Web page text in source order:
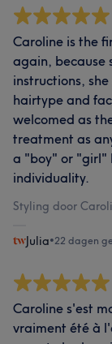
Caroline is the
again, because
instructions,
hairtype and
welcomed as
treatment as
a "boy" or "girl"
individuality.
Styling door
Julia•22 dagen
Caroline s'est
vraiment été à